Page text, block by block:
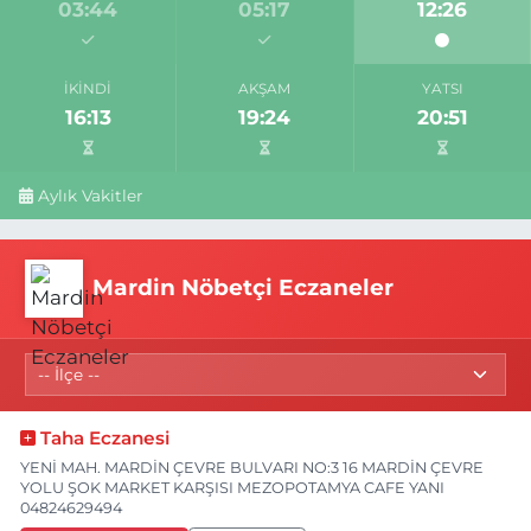
03:44 05:17 12:26
İKINDI
16:13
AKŞAM
19:24
YATSI
20:51
Aylık Vakitler
Mardin Nöbetçi Eczaneler
Taha Eczanesi
YENİ MAH. MARDİN ÇEVRE BULVARI NO:3 16 MARDİN ÇEVRE
YOLU ŞOK MARKET KARŞISI MEZOPOTAMYA CAFE YANI
04824629494